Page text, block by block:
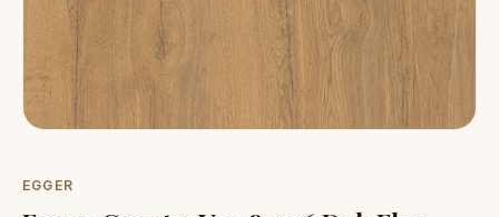
EGGER